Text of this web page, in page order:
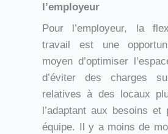
l’employeur
Pour l’employeur, la
travail est une
moyen d’optimiser
d’éviter des charges
relatives à des locaux
l’adaptant aux besoins
équipe. Il y a moins de